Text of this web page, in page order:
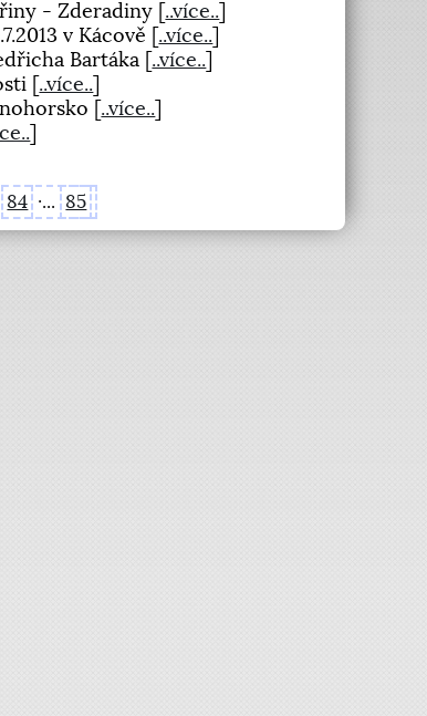
- Zderadiny [..více..]
v Kácově [..více..]
Bartáka [..více..]
[..více..]
[..více..]
]
84 ·... 85